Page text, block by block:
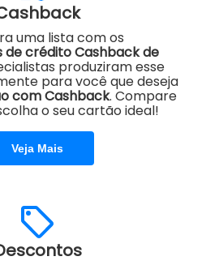
uma lista com os
de crédito Cashback de
produziram esse
para você que deseja
com Cashback. Compare
o seu cartão ideal!
Veja Mais